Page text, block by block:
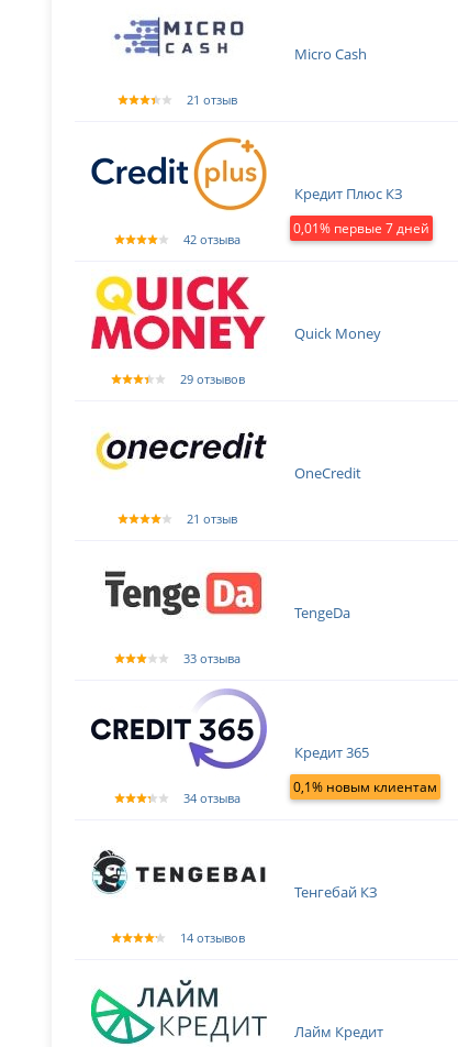
21 отзыв
Micro Cash
42 отзыва
Кредит Плюс КЗ
0,01% первые 7 дней
29 отзывов
Quick Money
21 отзыв
OneCredit
33 отзыва
TengeDa
34 отзыва
Кредит 365
0,1% новым клиентам
14 отзывов
Тенгебай КЗ
Лайм Кредит